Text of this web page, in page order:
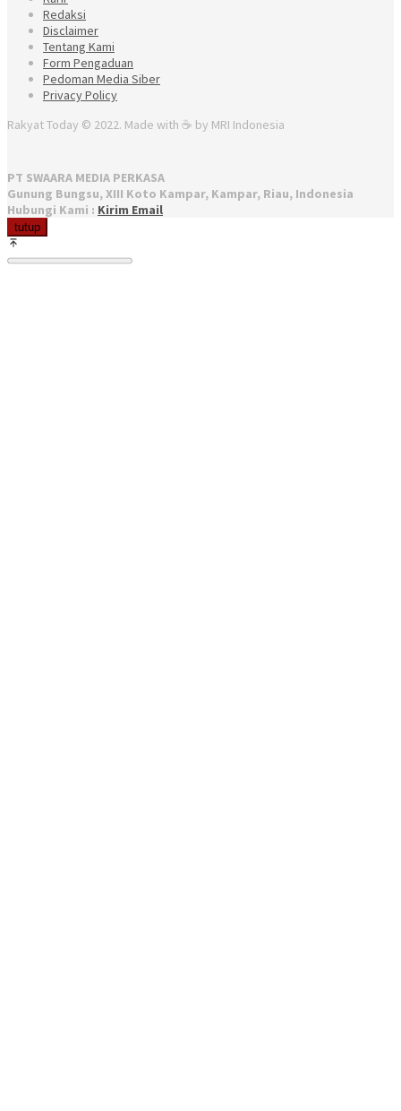
Redaksi
Disclaimer
Tentang Kami
Form Pengaduan
Pedoman Media Siber
Privacy Policy
Rakyat Today © 2022. Made with ☕ by MRI Indonesia
PT SWAARA MEDIA PERKASA
Gunung Bungsu, XIII Koto Kampar, Kampar, Riau, Indonesia
Hubungi Kami : Kirim Email
tutup